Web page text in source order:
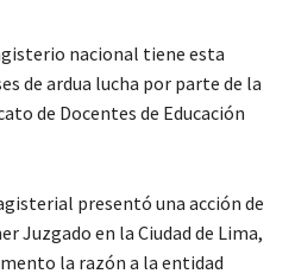
nacional tiene esta
de ardua lucha por parte de la
de Docentes de Educación
presentó una acción de
Juzgado en la Ciudad de Lima,
la razón a la entidad